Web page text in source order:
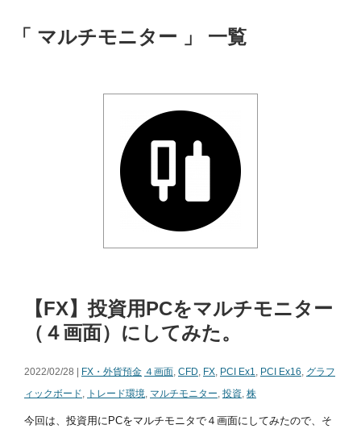
「 マルチモニター 」 一覧
【FX】投資用PCをマルチモニター
（４画面）にしてみた。
2022/02/28 | FX・外貨預金 ４画面, CFD, FX, PCI Ex1, PCI Ex16, グラフ
ィックボード, トレード環境, マルチモニター, 投資, 株
今回は、投資用にPCをマルチモニタで４画面にしてみたので、そ